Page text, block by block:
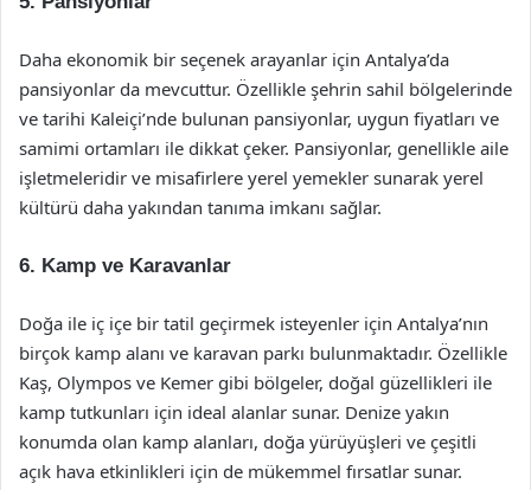
Daha ekonomik bir seçenek arayanlar için Antalya’da
pansiyonlar da mevcuttur. Özellikle şehrin sahil bölgelerinde
ve tarihi Kaleiçi’nde bulunan pansiyonlar, uygun fiyatları ve
samimi ortamları ile dikkat çeker. Pansiyonlar, genellikle aile
işletmeleridir ve misafirlere yerel yemekler sunarak yerel
kültürü daha yakından tanıma imkanı sağlar.
6. Kamp ve Karavanlar
Doğa ile iç içe bir tatil geçirmek isteyenler için Antalya’nın
birçok kamp alanı ve karavan parkı bulunmaktadır. Özellikle
Kaş, Olympos ve Kemer gibi bölgeler, doğal güzellikleri ile
kamp tutkunları için ideal alanlar sunar. Denize yakın
konumda olan kamp alanları, doğa yürüyüşleri ve çeşitli
açık hava etkinlikleri için de mükemmel fırsatlar sunar.